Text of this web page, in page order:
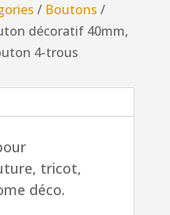
/ Boutons /
décoratif 40mm,
4-trous
tricot,
déco.